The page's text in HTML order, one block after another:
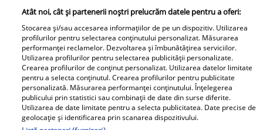
Relaţii
Cele mai proaste sfaturi
despre sex
Atât noi, cât și partenerii noștri prelucrăm datele pentru a oferi:
Stocarea și/sau accesarea informațiilor de pe un dispozitiv. Utilizarea
profilurilor pentru selectarea conținutului personalizat. Măsurarea
performanței reclamelor. Dezvoltarea și îmbunătățirea serviciilor.
Utilizarea profilurilor pentru selectarea publicității personalizate.
Crearea profilurilor de conținut personalizat. Utilizarea datelor limitate
pentru a selecta conținutul. Crearea profilurilor pentru publicitate
personalizată. Măsurarea performanței conținutului. Înțelegerea
publicului prin statistici sau combinații de date din surse diferite.
Utilizarea de date limitate pentru a selecta publicitatea. Date precise de
geolocație și identificarea prin scanarea dispozitivului.